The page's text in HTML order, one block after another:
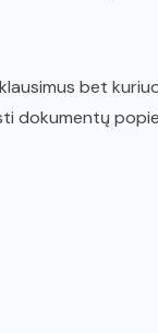
bet
dokumentų